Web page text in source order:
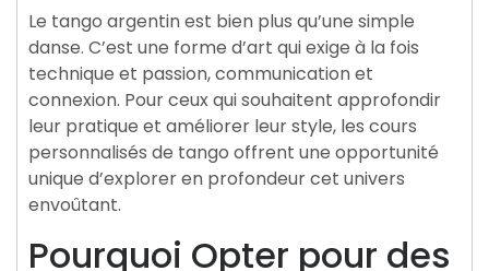
Le tango argentin est bien plus qu’une simple
danse. C’est une forme d’art qui exige à la fois
technique et passion, communication et
connexion. Pour ceux qui souhaitent approfondir
leur pratique et améliorer leur style, les cours
personnalisés de tango offrent une opportunité
unique d’explorer en profondeur cet univers
envoûtant.
Pourquoi Opter pour des